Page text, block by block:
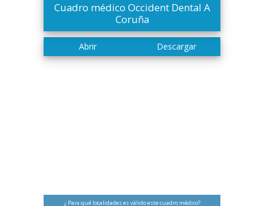
Cuadro médico Occident Dental A
Coruña
¿ Para qué localidades es válido este cuadro médico?